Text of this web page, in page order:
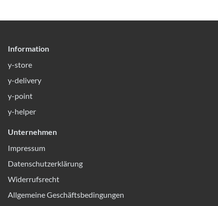
Information
y-store
y-delivery
y-point
y-helper
Unternehmen
Impressum
Datenschutzerklärung
Widerrufsrecht
Allgemeine Geschäftsbedingungen